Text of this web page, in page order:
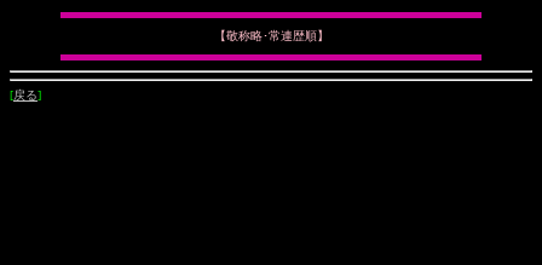
【敬称略･常連歴順】
[戻る]